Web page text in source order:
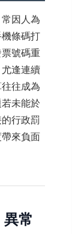
因人為
條碼打
號碼重
逢連續
往成為
未能於
行政罰
來負面
常